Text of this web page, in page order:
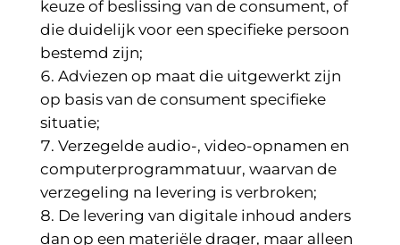
keuze of beslissing van de consument, of
die duidelijk voor een specifieke persoon
bestemd zijn;
Adviezen op maat die uitgewerkt zijn
op basis van de consument specifieke
situatie;
Verzegelde audio-, video-opnamen en
computerprogrammatuur, waarvan de
verzegeling na levering is verbroken;
De levering van digitale inhoud anders
dan op een materiële drager, maar alleen